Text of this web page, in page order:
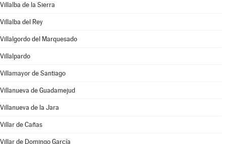
Villalba de la Sierra
Villalba del Rey
Villalgordo del Marquesado
Villalpardo
Villamayor de Santiago
Villanueva de Guadamejud
Villanueva de la Jara
Villar de Cañas
Villar de Domingo García